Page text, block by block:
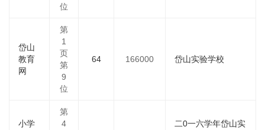
位
岱山
教育
网
第
1
页
第
9
位
64 166000 岱山实验学校
小学
第
4
二0一六学年岱山实